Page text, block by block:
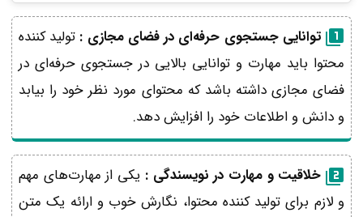
توانایی جستجوی حرفه‌ای در فضای مجازی : تولید کننده
محتوا باید مهارت و توانایی بالایی در جستجوی حرفه‌ای در
فضای مجازی داشته باشد که محتوای مورد نظر خود را بیابد
و دانش و اطلاعات خود را افزایش دهد.
خلاقیت و مهارت در نویسندگی : یکی از مهارت‌های مهم
و لازم برای تولید کننده محتوا، نگارش خوب و ارائه یک متن